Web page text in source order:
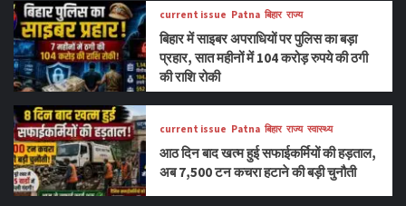
current issue Patna बिहार राज्य
बिहार में साइबर अपराधियों पर पुलिस का बड़ा
प्रहार, सात महीनों में 104 करोड़ रुपये की ठगी
की राशि रोकी
current issue Patna बिहार राज्य स्वास्थ्य
आठ दिन बाद खत्म हुई सफाईकर्मियों की हड़ताल,
अब 7,500 टन कचरा हटाने की बड़ी चुनौती